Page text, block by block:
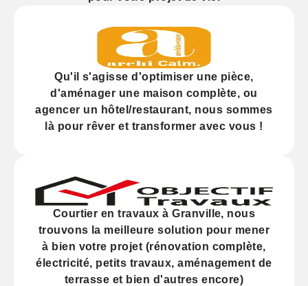
Qu'il s'agisse d'optimiser une pièce,
d'aménager une maison complète, ou
agencer un hôtel/restaurant, nous sommes
là pour rêver et transformer avec vous !
Courtier en travaux à Granville, nous
trouvons la meilleure solution pour mener
à bien votre projet (rénovation complète,
électricité, petits travaux, aménagement de
terrasse et bien d'autres encore)